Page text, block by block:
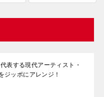
表する現代アーティスト・
ジッポにアレンジ！